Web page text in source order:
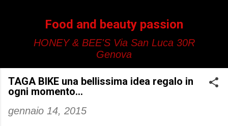
Food and beauty passion
HONEY & BEE'S Via San Luca 30R
Genova
TAGA BIKE una bellissima idea regalo in
ogni momento...
gennaio 14, 2015